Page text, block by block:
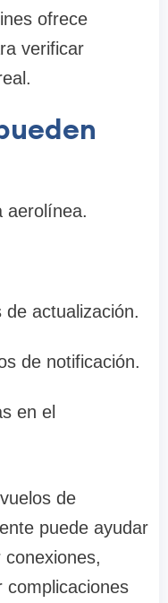
ofrece
verificar
aerolínea.
actualización.
de notificación.
en el
de
puede ayudar
complicaciones